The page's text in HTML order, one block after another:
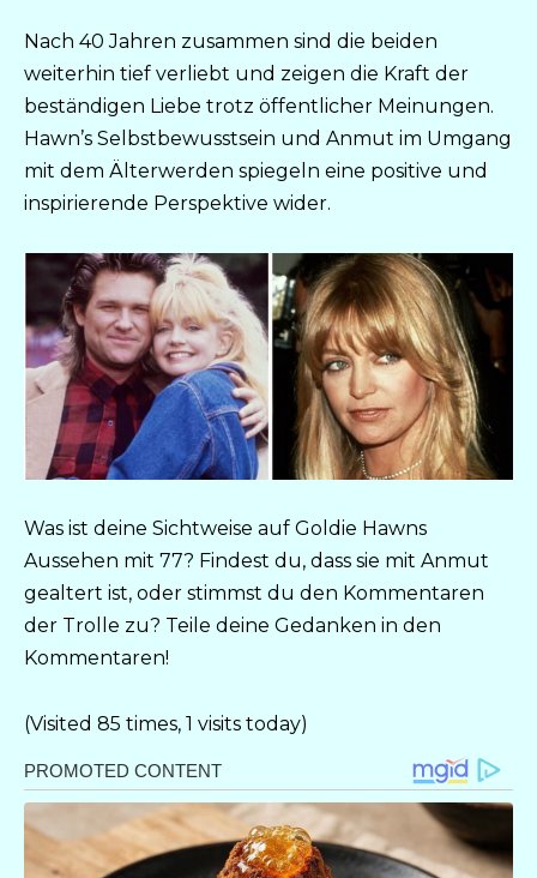
Nach 40 Jahren zusammen sind die beiden
weiterhin tief verliebt und zeigen die Kraft der
beständigen Liebe trotz öffentlicher Meinungen.
Hawn’s Selbstbewusstsein und Anmut im Umgang
mit dem Älterwerden spiegeln eine positive und
inspirierende Perspektive wider.
Was ist deine Sichtweise auf Goldie Hawns
Aussehen mit 77? Findest du, dass sie mit Anmut
gealtert ist, oder stimmst du den Kommentaren
der Trolle zu? Teile deine Gedanken in den
Kommentaren!
(Visited 85 times, 1 visits today)